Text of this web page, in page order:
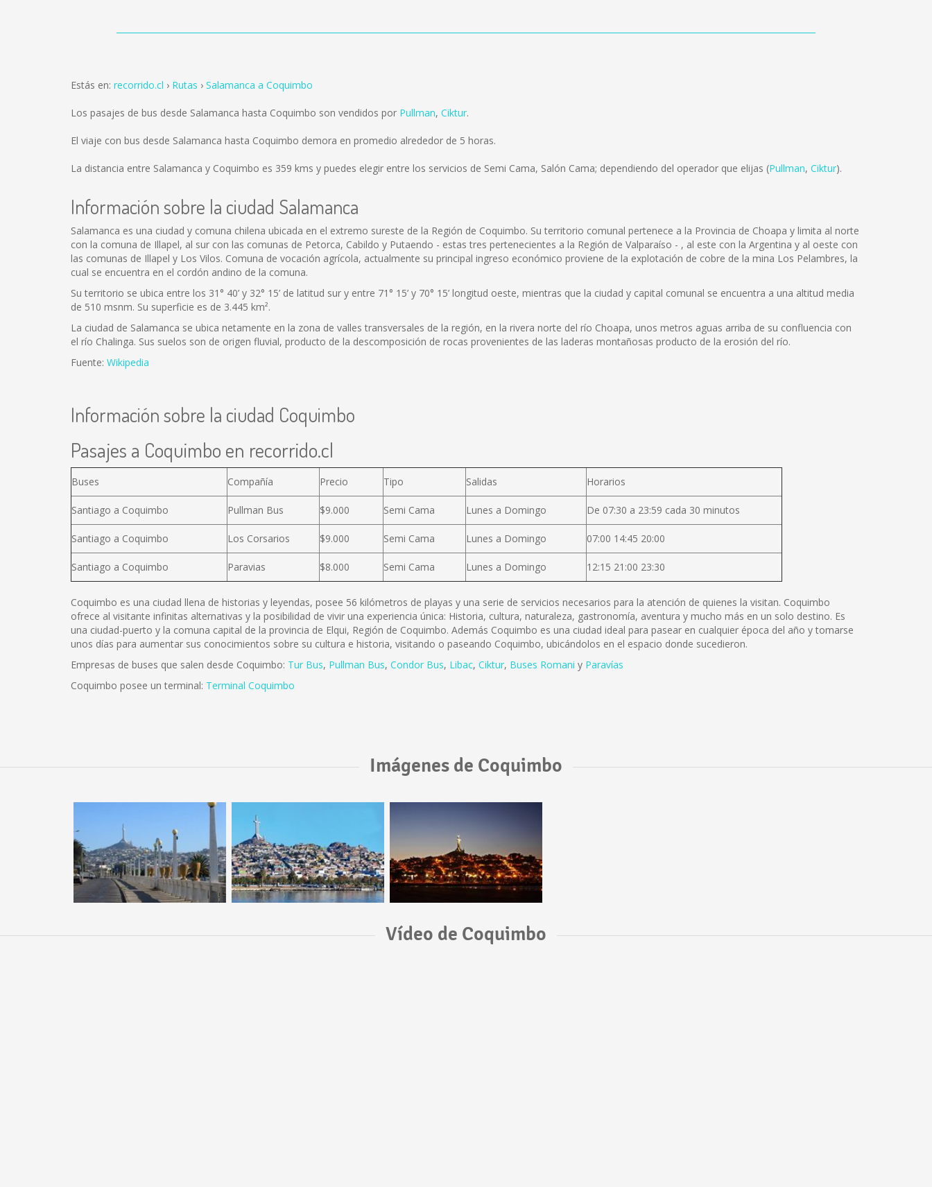
Estás en: recorrido.cl Rutas Salamanca a Coquimbo
Los pasajes de bus desde Salamanca hasta Coquimbo son vendidos por Pullman, Ciktur.
El viaje con bus desde Salamanca hasta Coquimbo demora en promedio alrededor de 5 horas.
La distancia entre Salamanca y Coquimbo es 359 kms y puedes elegir entre los servicios de Semi Cama, Salón Cama; dependiendo del operador que elijas (Pullman, Ciktur).
Información sobre la ciudad Salamanca
Salamanca es una ciudad y comuna chilena ubicada en el extremo sureste de la Región de Coquimbo. Su territorio comunal pertenece a la Provincia de Choapa y limita al norte
con la comuna de Illapel, al sur con las comunas de Petorca, Cabildo y Putaendo - estas tres pertenecientes a la Región de Valparaíso - , al este con la Argentina y al oeste con
las comunas de Illapel y Los Vilos. Comuna de vocación agrícola, actualmente su principal ingreso económico proviene de la explotación de cobre de la mina Los Pelambres, la
cual se encuentra en el cordón andino de la comuna.
Su territorio se ubica entre los 31° 40’ y 32° 15’ de latitud sur y entre 71° 15’ y 70° 15’ longitud oeste, mientras que la ciudad y capital comunal se encuentra a una altitud media
de 510 msnm. Su superficie es de 3.445 km².
La ciudad de Salamanca se ubica netamente en la zona de valles transversales de la región, en la rivera norte del río Choapa, unos metros aguas arriba de su confluencia con
el río Chalinga. Sus suelos son de origen fluvial, producto de la descomposición de rocas provenientes de las laderas montañosas producto de la erosión del río.
Fuente: Wikipedia
Información sobre la ciudad Coquimbo
Pasajes a Coquimbo en recorrido.cl
Buses Compañía Precio Tipo Salidas Horarios
Santiago a Coquimbo Pullman Bus $9.000 Semi Cama Lunes a Domingo De 07:30 a 23:59 cada 30 minutos
Santiago a Coquimbo Los Corsarios $9.000 Semi Cama Lunes a Domingo 07:00 14:45 20:00
Santiago a Coquimbo Paravias $8.000 Semi Cama Lunes a Domingo 12:15 21:00 23:30
Coquimbo es una ciudad llena de historias y leyendas, posee 56 kilómetros de playas y una serie de servicios necesarios para la atención de quienes la visitan. Coquimbo
ofrece al visitante infinitas alternativas y la posibilidad de vivir una experiencia única: Historia, cultura, naturaleza, gastronomía, aventura y mucho más en un solo destino. Es
una ciudad-puerto y la comuna capital de la provincia de Elqui, Región de Coquimbo. Además Coquimbo es una ciudad ideal para pasear en cualquier época del año y tomarse
unos días para aumentar sus conocimientos sobre su cultura e historia, visitando o paseando Coquimbo, ubicándolos en el espacio donde sucedieron.
Empresas de buses que salen desde Coquimbo: Tur Bus, Pullman Bus, Condor Bus, Libac, Ciktur, Buses Romani y Paravías
Coquimbo posee un terminal: Terminal Coquimbo
Imágenes de Coquimbo
Vídeo de Coquimbo